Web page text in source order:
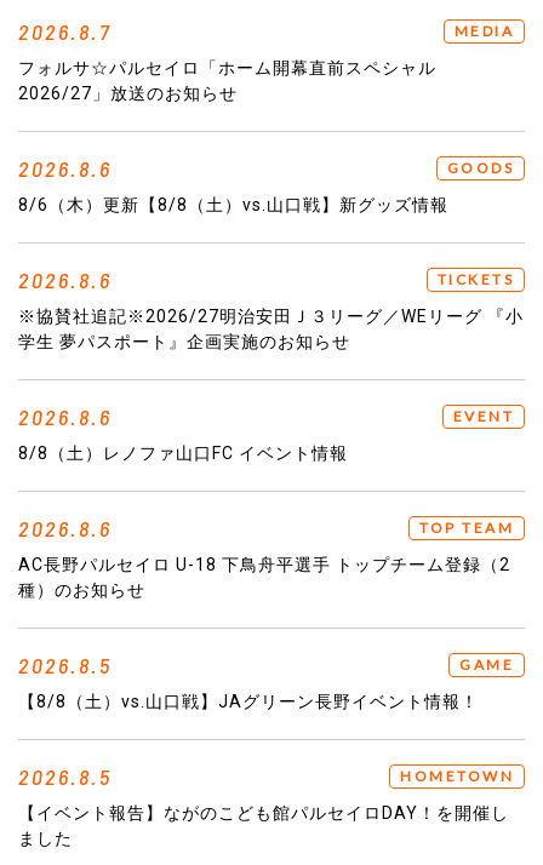
2026.8.7 MEDIA
フォルサ☆パルセイロ「ホーム開幕直前スペシャル
2026/27」放送のお知らせ
2026.8.6 GOODS
8/6（木）更新【8/8（土）vs.山口戦】新グッズ情報
2026.8.6 TICKETS
※協賛社追記※2026/27明治安田Ｊ３リーグ／WEリーグ 『小
学生 夢パスポート』企画実施のお知らせ
2026.8.6 EVENT
8/8（土）レノファ山口FC イベント情報
2026.8.6 TOP TEAM
AC長野パルセイロ U-18 下鳥舟平選手 トップチーム登録（2
種）のお知らせ
2026.8.5 GAME
【8/8（土）vs.山口戦】JAグリーン長野イベント情報！
2026.8.5 HOMETOWN
【イベント報告】ながのこども館パルセイロDAY！を開催し
ました